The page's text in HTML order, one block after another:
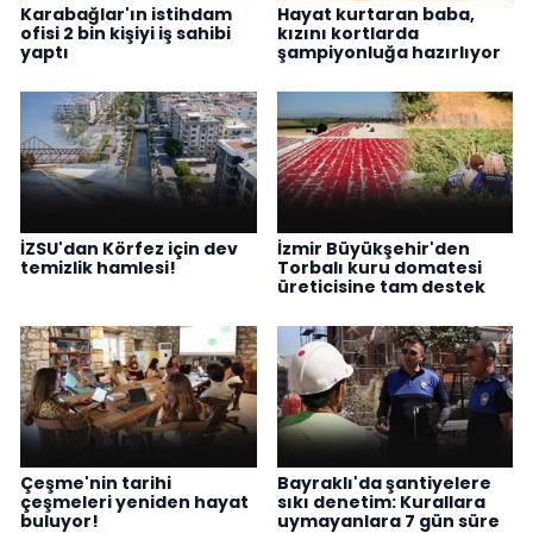
Karabağlar'ın istihdam
ofisi 2 bin kişiyi iş sahibi
yaptı
Hayat kurtaran baba,
kızını kortlarda
şampiyonluğa hazırlıyor
İZSU'dan Körfez için dev
temizlik hamlesi!
İzmir Büyükşehir'den
Torbalı kuru domatesi
üreticisine tam destek
Çeşme'nin tarihi
çeşmeleri yeniden hayat
buluyor!
Bayraklı'da şantiyelere
sıkı denetim: Kurallara
uymayanlara 7 gün süre